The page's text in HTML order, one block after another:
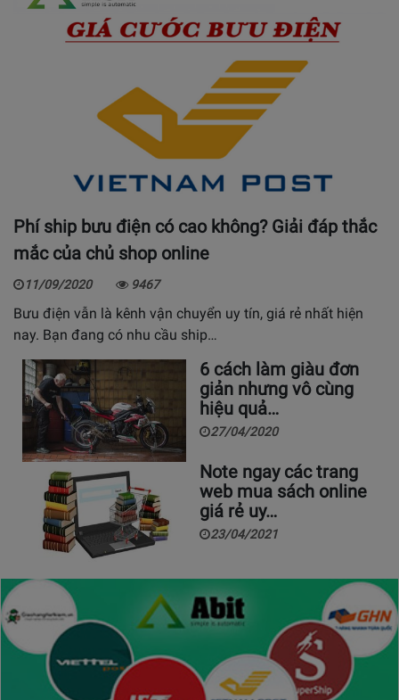
Phí ship bưu điện có cao không? Giải đáp thắc
mắc của chủ shop online
11/09/2020 9467
Bưu điện vẫn là kênh vận chuyển uy tín, giá rẻ nhất hiện
nay. Bạn đang có nhu cầu ship…
6 cách làm giàu đơn
giản nhưng vô cùng
hiệu quả…
27/04/2020
Note ngay các trang
web mua sách online
giá rẻ uy…
23/04/2021